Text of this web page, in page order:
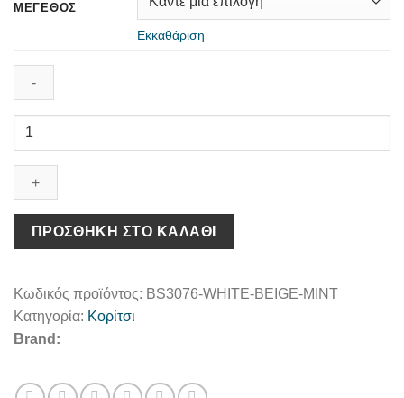
ΜΈΓΕΘΟΣ
Εκκαθάριση
Δετό
Σνίκερ
BS3076
Μπεζ
Μέντα
ΠΡΟΣΘΉΚΗ ΣΤΟ ΚΑΛΆΘΙ
Κωδικός προϊόντος: BS3076-WHITE-BEIGE-MINT
Κατηγορία: Κορίτσι
Brand: